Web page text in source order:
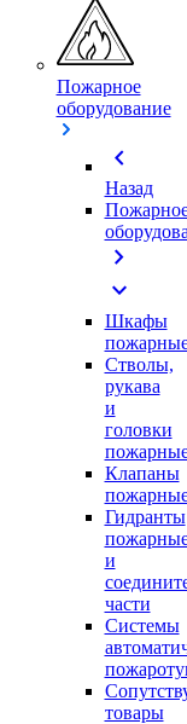
Пожарное
оборудование
chevron_left
Назад
chevron_right
expand_more
Шкафы
Стволы,
рукава
и
головки
Клапаны
Гидранты
и
части
Системы
товары